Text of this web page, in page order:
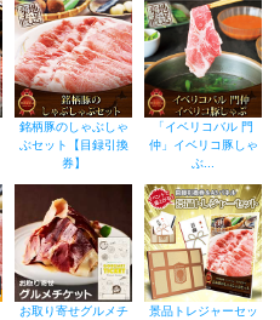
銘柄豚のしゃぶしゃ
ぶセット【目録引換
券】
「イベリコバル 門
仲」イベリコ豚しゃ
ぶ...
お取り寄せグルメチ
景品トレジャーセッ